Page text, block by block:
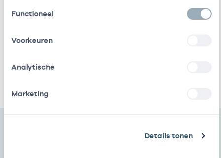
Functioneel
Voorkeuren
Analytische
Marketing
Details tonen
Bv
Bijbram